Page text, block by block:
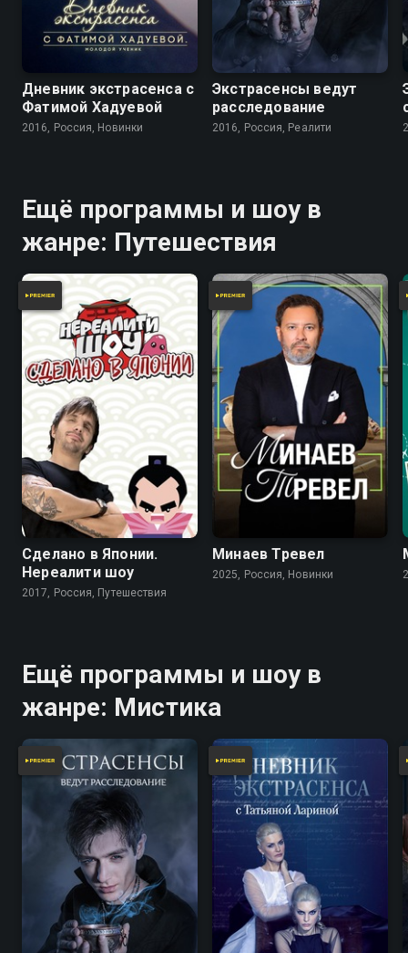
Дневник экстрасенса с
Фатимой Хадуевой
2016, Россия, Новинки
Экстрасенсы ведут
расследование
2016, Россия, Реалити
Ещё программы и шоу в
жанре: Путешествия
Сделано в Японии.
Нереалити шоу
2017, Россия, Путешествия
Минаев Тревел
2025, Россия, Новинки
Ещё программы и шоу в
жанре: Мистика